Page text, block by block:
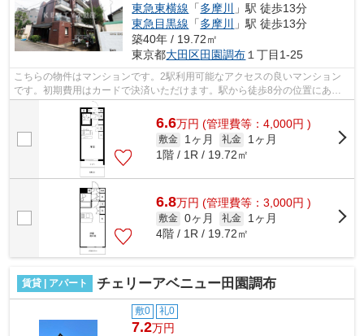
東急東横線 「多摩川
」駅 徒歩13分
東急目黒線 「多摩川
」駅 徒歩13分
築40年 / 19.72㎡
東京都大田区田園調布 １丁目1-25
こちらの物件はマンションです。2駅利用可能なアクセスの良いマンション
です。初期費用はカードで決済いただけます。駅から徒歩8分の位置にある
物件なので、アクセスも良好です。共用...
6.6万円 (管理費等：4,000円 )
敷金 1ヶ月 礼金
1ヶ月
1階 / 1R / 19.72㎡
6.8万円 (管理費等：3,000円 )
敷金 0ヶ月 礼金
1ヶ月
4階 / 1R / 19.72㎡
賃貸 | アパート チェリーアベニュー田園調布
敷0 礼0
7.2万円